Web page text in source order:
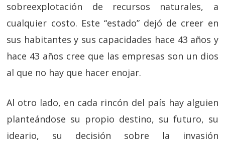
sobreexplotación de recursos naturales, a
cualquier costo. Este “estado” dejó de creer en
sus habitantes y sus capacidades hace 43 años y
hace 43 años cree que las empresas son un dios
al que no hay que hacer enojar.
Al otro lado, en cada rincón del país hay alguien
planteándose su propio destino, su futuro, su
ideario, su decisión sobre la invasión